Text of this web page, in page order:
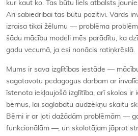
kur kaut ko. Tas būtu liels atbalsts
Arī sabiedrībai tas būtu pozitīvi. Vārds
izraisa tikai žēlumu — problēma
šādu mācību modeli mēs parādītu, ka
gadu vecumā, ja esi nonācis ratiņkrēslā.
Mums ir sava izglītības iestāde —
sagatavotu pedagogus darbam ar
īstenota iekļaujošā izglītība, arī skolas ir
bērnus, lai saglabātu audzēkņu skaitu
Bērni ir ar ļoti dažādām problēmām —
funkcionālām —, un skolotājam jāprot